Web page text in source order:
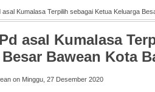
asal Kumalasa Terpilih sebagai Ketua Keluarga
asal Kumalasa
Bawean Kota
on Minggu, 27 Desember 2020